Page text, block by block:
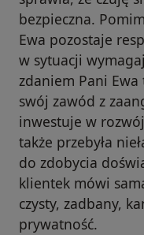
bezpieczna.
Ewa pozostaje
w sytuacji
zdaniem Pani
swój zawód z
inwestuje w
także przebyła
do zdobycia
klientek mówi
czysty, zadbany,
prywatność.